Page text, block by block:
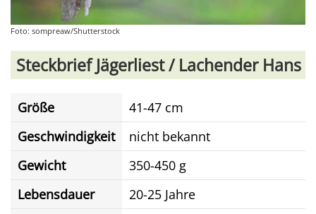
Foto: sompreaw/Shutterstock
Steckbrief Jägerliest / Lachender Hans
Größe
41-47 cm
Geschwindigkeit
nicht bekannt
Gewicht
350-450 g
Lebensdauer
20-25 Jahre